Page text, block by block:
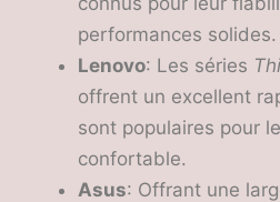
performances solides.
Lenovo: Les séries
offrent un excellent
sont populaires pour
confortable.
Asus: Offrant une